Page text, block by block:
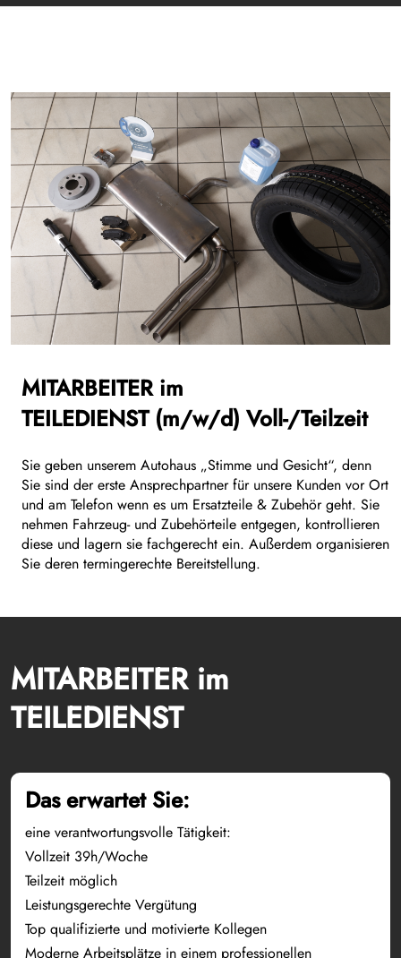
MITARBEITER im
TEILEDIENST (m/w/d) Voll-/Teilzeit
Sie geben unserem Autohaus „Stimme und Gesicht“, denn
Sie sind der erste Ansprechpartner für unsere Kunden vor Ort
und am Telefon wenn es um Ersatzteile & Zubehör geht. Sie
nehmen Fahrzeug- und Zubehörteile entgegen, kontrollieren
diese und lagern sie fachgerecht ein. Außerdem organisieren
Sie deren termingerechte Bereitstellung.
MITARBEITER im
TEILEDIENST
Das erwartet Sie:
eine verantwortungsvolle Tätigkeit:
Vollzeit 39h/Woche
Teilzeit möglich
Leistungsgerechte Vergütung
Top qualifizierte und motivierte Kollegen
Moderne Arbeitsplätze in einem professionellen